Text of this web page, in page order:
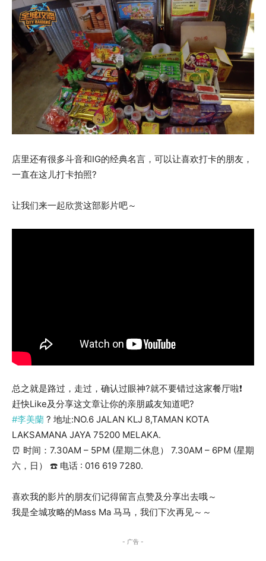
店里还有很多斗音和IG的经典名言，可以让喜欢打卡的朋友，
一直在这儿打卡拍照?
让我们来一起欣赏这部影片吧～
总之就是路过，走过，确认过眼神?就不要错过这家餐厅啦❗
赶快Like及分享这文章让你的亲朋戚友知道吧?
#李美蘭 ? 地址:NO.6 JALAN KLJ 8,TAMAN KOTA
LAKSAMANA JAYA 75200 MELAKA.
⏰ 时间：7.30AM – 5PM (星期二休息） 7.30AM – 6PM (星期
六，日） ☎️ 电话 : 016 619 7280.
喜欢我的影片的朋友们记得留言点赞及分享出去哦～
我是全城攻略的Mass Ma 马马，我们下次再见～～
- 广告 -